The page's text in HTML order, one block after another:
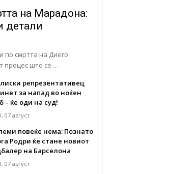
на Марадона:
детали
по смртта на Диего
процес што се …
репрезентативец
за напад во ноќен
– ќе оди на суд!
07 август
повеќе нема: Познато
Родри ќе стане новиот
на Барселона
07 август